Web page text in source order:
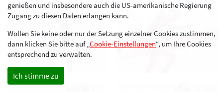
genießen und insbesondere auch die US-amerikanische Regierung
Zugang zu diesen Daten erlangen kann.
Wollen Sie keine oder nur der Setzung einzelner Cookies zustimmen,
dann klicken Sie bitte auf „Cookie-Einstellungen“, um Ihre Cookies
entsprechend zu verwalten.
Ich stimme zu